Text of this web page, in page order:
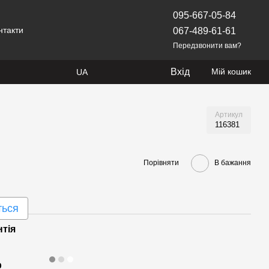
095-667-05-84
067-489-61-61
Передзвонити вам?
UA Вхід Мій кошик
Артикул
116381
Порівняти В бажання